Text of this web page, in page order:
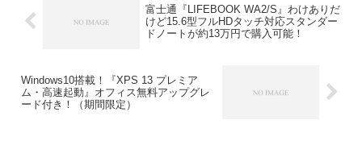
富士通『LIFEBOOK WA2/S』わけありだ
けど15.6型フルHDタッチ対応スタンダー
ドノートが約13万円で購入可能！
Windows10搭載！『XPS 13 プレミア
ム・高速起動』オフィス無料アップグレ
ード付き！（期間限定）